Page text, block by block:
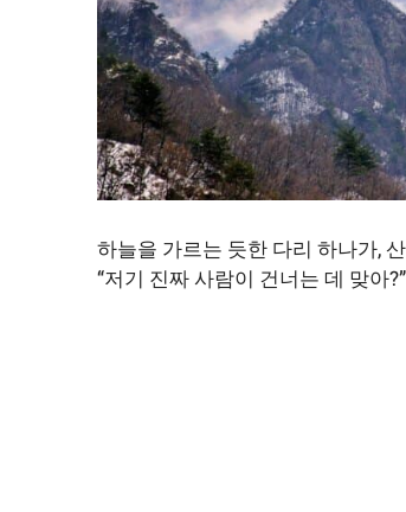
하늘을 가르는 듯한 다리 하나가,
“저기 진짜 사람이 건너는 데 맞아